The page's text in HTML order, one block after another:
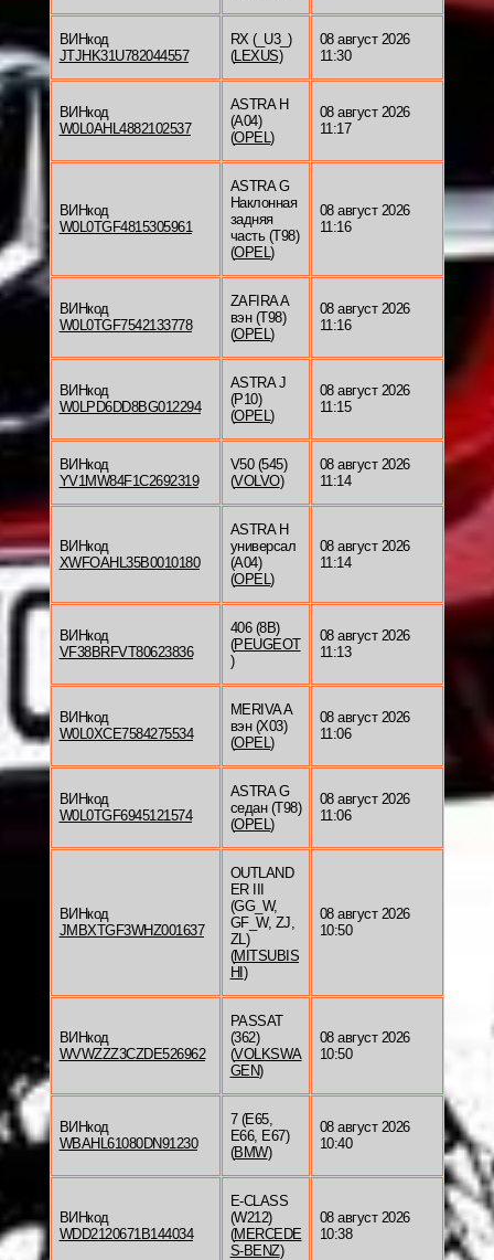
ВИНкод
JTJHK31U782044557
RX (_U3_)
(LEXUS)
08 август 2026
11:30
ВИНкод
W0L0AHL4882102537
ASTRA H
(A04)
(OPEL)
08 август 2026
11:17
ВИНкод
W0L0TGF4815305961
ASTRA G
Наклонная
задняя
часть (T98)
(OPEL)
08 август 2026
11:16
ВИНкод
W0L0TGF7542133778
ZAFIRA A
вэн (T98)
(OPEL)
08 август 2026
11:16
ВИНкод
W0LPD6DD8BG012294
ASTRA J
(P10)
(OPEL)
08 август 2026
11:15
ВИНкод
YV1MW84F1C2692319
V50 (545)
(VOLVO)
08 август 2026
11:14
ВИНкод
XWFOAHL35B0010180
ASTRA H
универсал
(A04)
(OPEL)
08 август 2026
11:14
ВИНкод
VF38BRFVT80623836
406 (8B)
(PEUGEOT
)
08 август 2026
11:13
ВИНкод
W0L0XCE7584275534
MERIVA A
вэн (X03)
(OPEL)
08 август 2026
11:06
ВИНкод
W0L0TGF6945121574
ASTRA G
седан (T98)
(OPEL)
08 август 2026
11:06
ВИНкод
JMBXTGF3WHZ001637
OUTLAND
ER III
(GG_W,
GF_W, ZJ,
ZL)
(MITSUBIS
HI )
08 август 2026
10:50
ВИНкод
WVWZZZ3CZDE526962
PASSAT
(362)
(VOLKSWA
GEN)
08 август 2026
10:50
ВИНкод
WBAHL61080DN91230
7 (E65,
E66, E67)
(BMW)
08 август 2026
10:40
ВИНкод
WDD2120671B144034
E-CLASS
(W212)
(MERCEDE
S-BENZ)
08 август 2026
10:38